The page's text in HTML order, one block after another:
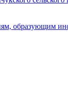
образующим